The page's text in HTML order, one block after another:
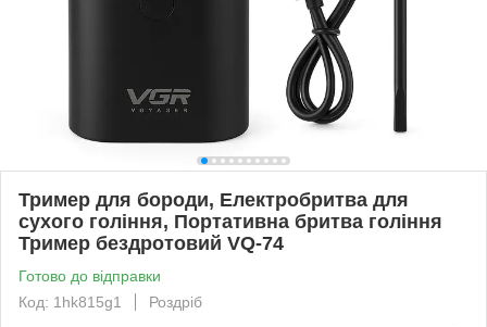
Тример для бороди, Електробритва для
сухого гоління, Портативна бритва гоління
Тример бездротовий VQ-74
Готово до відправки
Код: 1hk815g1
Роздріб